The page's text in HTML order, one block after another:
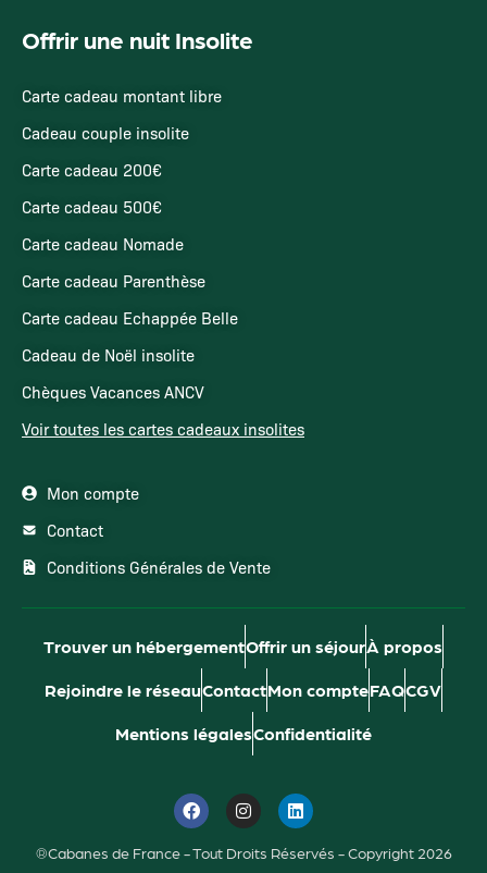
Offrir une nuit Insolite
Carte cadeau montant libre
Cadeau couple insolite
Carte cadeau 200€
Carte cadeau 500€
Carte cadeau Nomade
Carte cadeau Parenthèse
Carte cadeau Echappée Belle
Cadeau de Noël insolite
Chèques Vacances ANCV
Voir toutes les cartes cadeaux insolites
Mon compte
Contact
Conditions Générales de Vente
Trouver un hébergementOffrir un séjourÀ propos
Rejoindre le réseauContactMon compteFAQCGV
Mentions légalesConfidentialité
®Cabanes de France - Tout Droits Réservés - Copyright 2026